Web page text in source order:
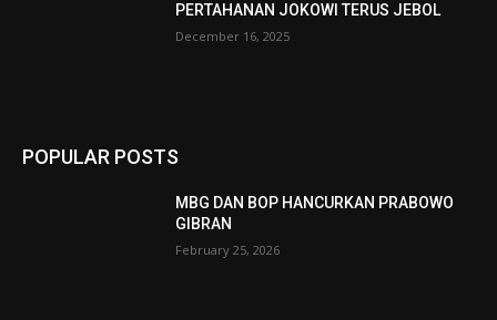
PERTAHANAN JOKOWI TERUS JEBOL
December 16, 2025
POPULAR POSTS
MBG DAN BOP HANCURKAN PRABOWO
GIBRAN
February 25, 2026